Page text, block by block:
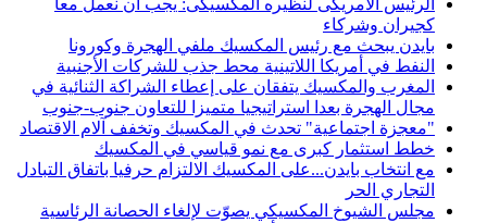
الرئيس الأمريكى لنظيره المكسيكى: يجب أن نعمل معا
كجيران وشركاء
بايدن يبحث مع رئيس المكسيك ملفي الهجرة وكورونا
النفط في أمريكا اللاتينية محط جذب للشركات الأجنبية
المغرب والمكسيك يتفقان على إعطاء الشراكة الثنائية في
مجال الهجرة بعدا استراتيجيا متميزا للتعاون جنوب-جنوب
"معجزة اجتماعية" تحدث في المكسيك وتخفف آلام الاقتصاد
خطط استثمار كبرى مع نمو قياسي في المكسيك
مع انتخاب بايدن...على المكسيك الالتزام حرفيا باتفاق التبادل
التجاري الحر
مجلس الشيوخ المكسيكي يصوّت لإلغاء الحصانة الرئاسية